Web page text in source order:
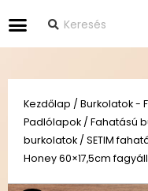
Kezdőlap / Burkolatok -
Padlólapok / Fahatású
burkolatok / SETIM
Honey 60×17,5cm